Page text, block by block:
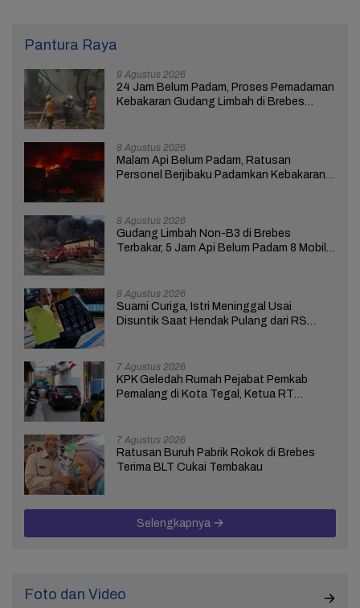
Pantura Raya
9 Agustus 2026
24 Jam Belum Padam, Proses Pemadaman
Kebakaran Gudang Limbah di Brebes
8 Agustus 2026
Malam Api Belum Padam, Ratusan
Personel Berjibaku Padamkan Kebakaran
8 Agustus 2026
Gudang Limbah Non-B3 di Brebes
Terbakar, 5 Jam Api Belum Padam 8 Mobil
8 Agustus 2026
Suami Curiga, Istri Meninggal Usai
Disuntik Saat Hendak Pulang dari RS
7 Agustus 2026
KPK Geledah Rumah Pejabat Pemkab
Pemalang di Kota Tegal, Ketua RT
7 Agustus 2026
Ratusan Buruh Pabrik Rokok di Brebes
Terima BLT Cukai Tembakau
Selengkapnya
Foto dan Video